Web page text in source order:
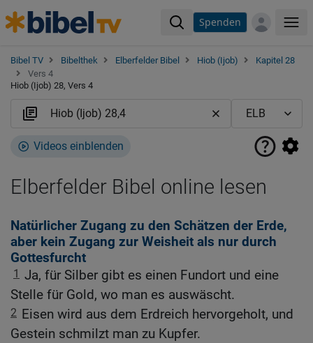
Spenden
Bibel TV Bibelthek Elberfelder Bibel Hiob (Ijob)
Kapitel 28
Vers 4
Hiob (Ijob) 28, Vers 4
Videos einblenden
Elberfelder Bibel online lesen
Natürlicher Zugang zu den Schätzen der Erde,
aber kein Zugang zur Weisheit als nur durch
Gottesfurcht
1 Ja, für Silber gibt es einen Fundort und eine
Stelle für Gold, wo man es auswäscht.
2 Eisen wird aus dem Erdreich hervorgeholt, und
Gestein schmilzt man zu Kupfer.